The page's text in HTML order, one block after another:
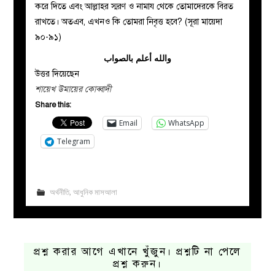
করে দিতে এবং আল্লাহর স্মরণ ও নামায থেকে তোমাদেরকে বিরত
রাখতে। অতএব, এখনও কি তোমরা নিবৃত্ত হবে? (সূরা মায়েদা
৯০-৯‌১)
والله أعلم بالصواب
উত্তর দিয়েছেন
শায়েখ উমায়ের কোব্বাদী
Share this:
Email
WhatsApp
Telegram
অর্থনীতি, আধুনিক মাসআলা
প্রশ্ন করার আগে এখানে খুঁজুন। প্রশ্নটি না পেলে
প্রশ্ন করুন।